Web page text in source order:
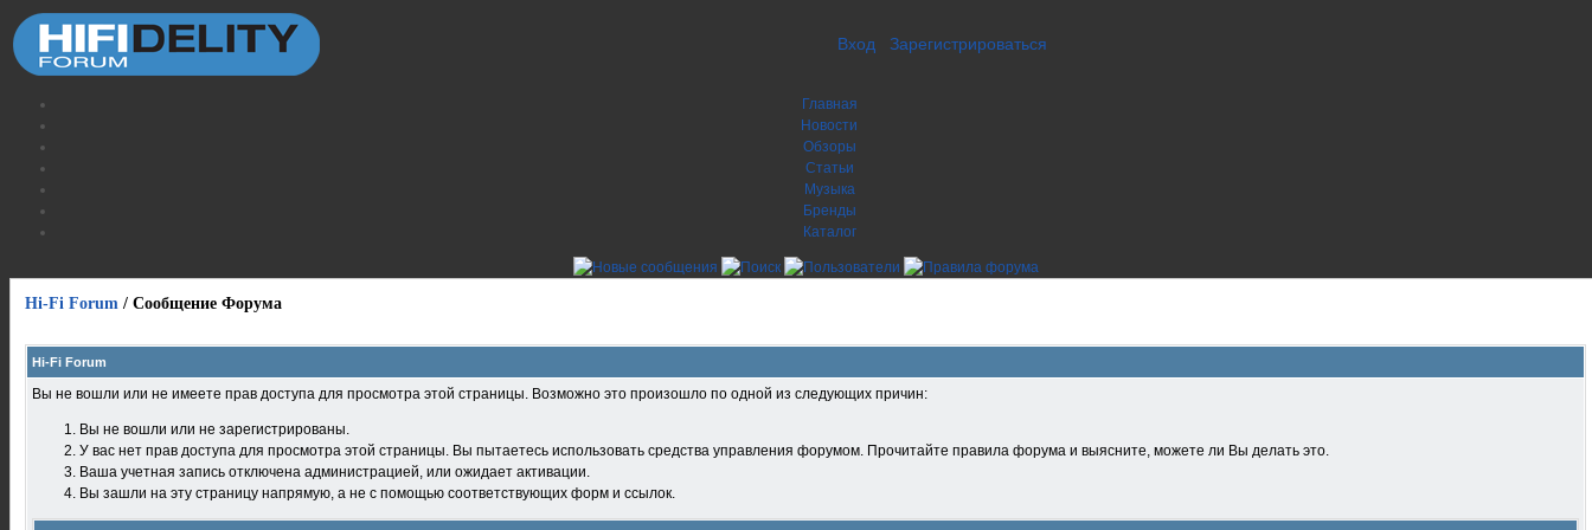
Вход Зарегистрироваться
Главная
Новости
Обзоры
Статьи
Музыка
Бренды
Каталог
Hi-Fi Forum / Сообщение Форума
Hi-Fi Forum
Вы не вошли или не имеете прав доступа для просмотра этой страницы. Возможно это произошло по одной из следующих причин:
Вы не вошли или не зарегистрированы.
У вас нет прав доступа для просмотра этой страницы. Вы пытаетесь использовать средства управления форумом. Прочитайте правила форума и выясните, можете ли Вы делать это.
Ваша учетная запись отключена администрацией, или ожидает активации.
Вы зашли на эту страницу напрямую, а не с помощью соответствующих форм и ссылок.